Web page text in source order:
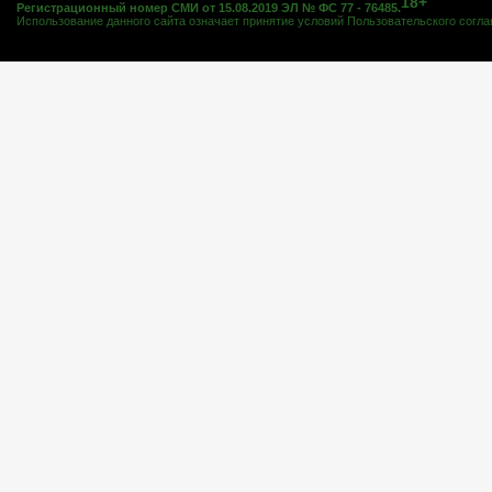
Регистрационный номер СМИ от 15.08.2019 ЭЛ № ФС 77 - 76485.
Использование данного сайта означает принятие условий Пользовательского